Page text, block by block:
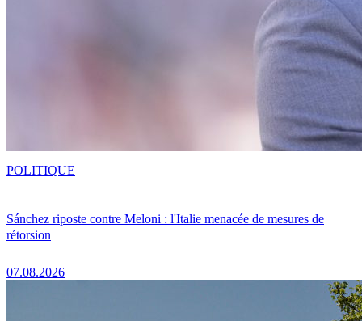
Sánchez riposte contre Meloni : l'Italie menacée de mesures de
rétorsion
07.08.2026
POLITIQUE